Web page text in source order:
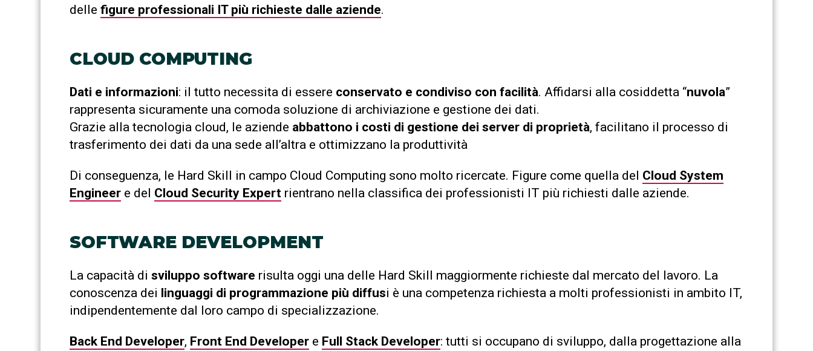
delle figure professionali IT più richieste dalle aziende.
CLOUD COMPUTING
Dati e informazioni: il tutto necessita di essere conservato e condiviso con facilità. Affidarsi alla cosiddetta “nuvola”
rappresenta sicuramente una comoda soluzione di archiviazione e gestione dei dati.
Grazie alla tecnologia cloud, le aziende abbattono i costi di gestione dei server di proprietà, facilitano il processo di
trasferimento dei dati da una sede all’altra e ottimizzano la produttività
Di conseguenza, le Hard Skill in campo Cloud Computing sono molto ricercate. Figure come quella del Cloud System
Engineer e del Cloud Security Expert rientrano nella classifica dei professionisti IT più richiesti dalle aziende.
SOFTWARE DEVELOPMENT
La capacità di sviluppo software risulta oggi una delle Hard Skill maggiormente richieste dal mercato del lavoro. La
conoscenza dei linguaggi di programmazione più diffusi è una competenza richiesta a molti professionisti in ambito IT,
indipendentemente dal loro campo di specializzazione.
Back End Developer, Front End Developer e Full Stack Developer: tutti si occupano di sviluppo, dalla progettazione alla